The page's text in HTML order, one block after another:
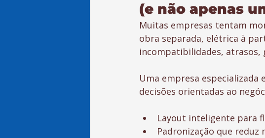
(e não apenas
Muitas empresas tentam
obra separada, elétrica à
incompatibilidades, atrasos,
Uma empresa
decisões orientadas ao
Layout inteligente para
Padronização que reduz